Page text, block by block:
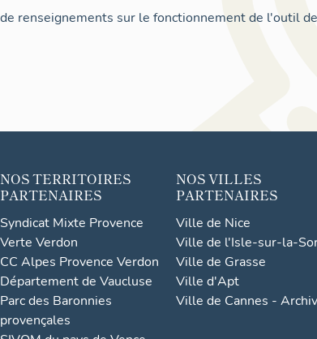
renseignements sur le fonctionnement de l'outil
NOS TERRITOIRES
PARTENAIRES
Syndicat Mixte Provence
Verte Verdon
CC Alpes Provence Verdon
Département de Vaucluse
Parc des Baronnies
provençales
NOS VILLES
PARTENAIRES
Ville de Nice
Ville de l'Isle-sur-la-
Ville de Grasse
Ville d'Apt
Ville de Cannes -